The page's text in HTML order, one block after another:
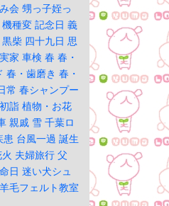
会 甥っ子姪っ
機種変 記念日 義
黒柴 四十九日 思
実家 車検 春 春・
春・歯磨き 春・
常 春シャンプー
初詣 植物・お花
親戚 雪 千葉ロ
患 台風一過 誕生
夫婦旅行 父
命日 迷い犬シュ
羊毛フェルト教室